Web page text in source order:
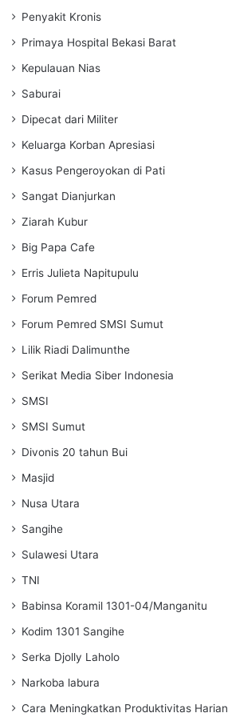
Penyakit Kronis
Primaya Hospital Bekasi Barat
Kepulauan Nias
Saburai
Dipecat dari Militer
Keluarga Korban Apresiasi
Kasus Pengeroyokan di Pati
Sangat Dianjurkan
Ziarah Kubur
Big Papa Cafe
Erris Julieta Napitupulu
Forum Pemred
Forum Pemred SMSI Sumut
Lilik Riadi Dalimunthe
Serikat Media Siber Indonesia
SMSI
SMSI Sumut
Divonis 20 tahun Bui
Masjid
Nusa Utara
Sangihe
Sulawesi Utara
TNI
Babinsa Koramil 1301-04/Manganitu
Kodim 1301 Sangihe
Serka Djolly Laholo
Narkoba labura
Cara Meningkatkan Produktivitas Harian